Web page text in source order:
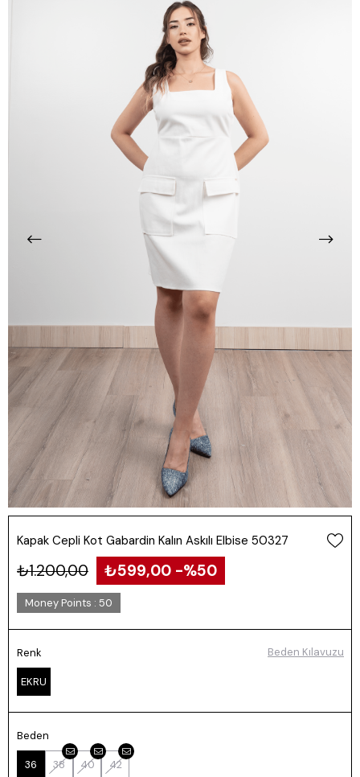
Kapak Cepli Kot Gabardin Kalın Askılı Elbise 50327
₺1.200,00 ₺599,00 50
Money Points : 50
Renk
EKRU
Beden
36 38 40 42
Beden Kılavuzu